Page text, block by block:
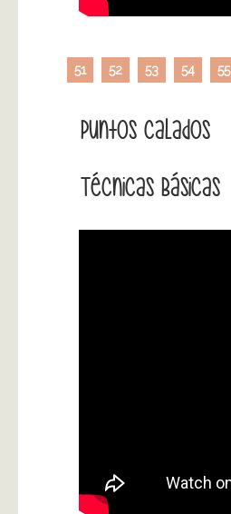
51 52 53 54 55
Puntos Calados
Técnicas Básicas